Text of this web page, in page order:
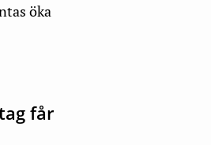
öka
får